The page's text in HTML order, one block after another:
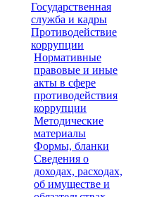
Государственная
служба и кадры
Противодействие
коррупции
Нормативные
правовые и иные
акты в сфере
противодействия
коррупции
Методические
материалы
Формы, бланки
Сведения о
доходах, расходах,
об имуществе и